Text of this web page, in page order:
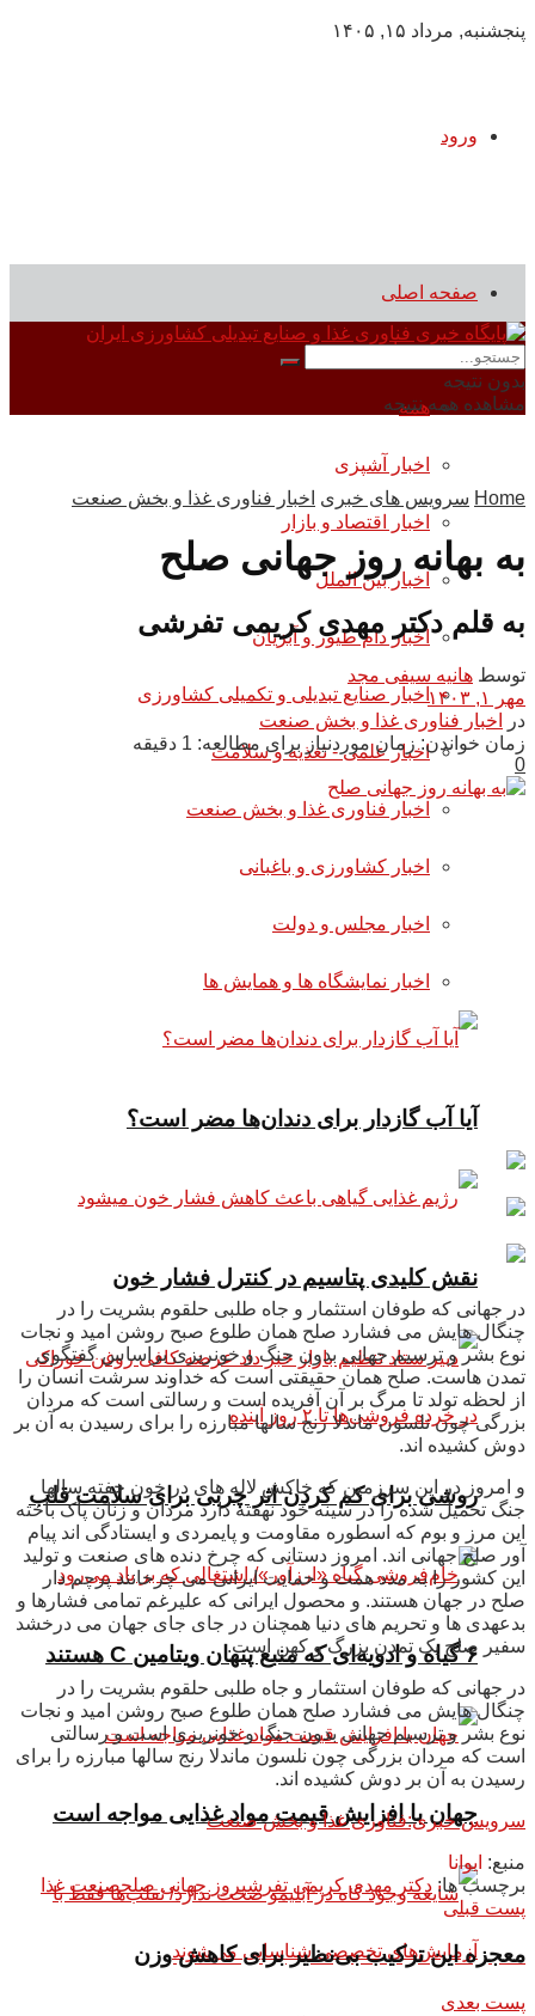
پنجشنبه, مرداد ۱۵, ۱۴۰۵
ورود
صفحه اصلی
سرویس های خبری
همه
اخبار آشپزی
اخبار اقتصاد و بازار
اخبار بین الملل
اخبار دام طیور و آبزیان
اخبار صنایع تبدیلی و تکمیلی کشاورزی
اخبار علمی - تغذیه و سلامت
اخبار فناوری غذا و بخش صنعت
اخبار کشاورزی و باغبانی
اخبار مجلس و دولت
اخبار نمایشگاه ها و همایش ها
آیا آب گازدار برای دندان‌ها مضر است؟
نقش کلیدی پتاسیم در کنترل فشار خون
روشی برای کم کردن اثر چربی برای سلامت قلب
۶ گیاه و ادویه‌ای که منبع پنهان ویتامین C هستند
جهان با افزایش قیمت مواد غذایی مواجه است
بدون نتیجه
مشاهده همه نتیجه
Home سرویس های خبری اخبار فناوری غذا و بخش صنعت
به بهانه روز جهانی صلح
به قلم دکتر مهدی کریمی تفرشی
توسط هانیه سیفی مجد
مهر ۱, ۱۴۰۳
در
اخبار فناوری غذا و بخش صنعت
زمان خواندن: زمان موردنیاز برای مطالعه: 1 دقیقه
0
در جهانی که طوفان استثمار و جاه طلبی حلقوم بشریت را در
چنگال هایش می فشارد صلح همان طلوع صبح روشن امید و نجات
نوع بشر و ترسیم جهانی بدون جنگ و خونریزی براساس گفتگوی
تمدن هاست. صلح همان حقیقتی است که خداوند سرشت انسان را
از لحظه تولد تا مرگ بر آن آفریده است و رسالتی است که مردان
بزرگی چون نلسون ماندلا رنج سالها مبارزه را برای رسیدن به آن بر
دوش کشیده اند.
و امروز در این سرزمین که خاکش لاله های در خون خفته سالها
جنگ تحمیل شده را در سینه خود نهفته دارد مردان و زنان پاک باخته
این مرز و بوم که اسطوره مقاومت و پایمردی و ایستادگی اند پیام
آور صلح جهانی اند. امروز دستانی که چرخ دنده های صنعت و تولید
این کشور را به مدد همت و حمایت ایرانی می چرخانند پرچم دار
صلح در جهان هستند. و محصول ایرانی که علیرغم تمامی فشارها و
بدعهدی ها و تحریم های دنیا همچنان در جای جای جهان می درخشد
سفیر صلح یک تمدن بزرگ و کهن است.
در جهانی که طوفان استثمار و جاه طلبی حلقوم بشریت را در
چنگال هایش می فشارد صلح همان طلوع صبح روشن امید و نجات
نوع بشر و ترسیم جهانی بدون جنگ و خونریزی است و رسالتی
است که مردان بزرگی چون نلسون ماندلا رنج سالها مبارزه را برای
رسیدن به آن بر دوش کشیده اند.
سرویس خبری:فناوری غذا و بخش صنعت
منبع: ایوانا
برچسب ها: دکتر مهدی کریمی تفرشیروز جهانی صلحصنعت غذا
پست قبلی
معجزه این ترکیب بی‌نظیر برای کاهش وزن
پست بعدی